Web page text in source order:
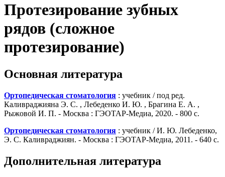
Протезирование зубных
рядов (сложное
протезирование)
Основная литература
Ортопедическая стоматология : учебник / под ред.
Каливраджияна Э. С. , Лебеденко И. Ю. , Брагина Е. А. ,
Рыжовой И. П. - Москва : ГЭОТАР-Медиа, 2020. - 800 с.
Ортопедическая стоматология : учебник / И. Ю. Лебеденко,
Э. С. Каливраджиян. - Москва : ГЭОТАР-Медиа, 2011. - 640 с.
Дополнительная литература